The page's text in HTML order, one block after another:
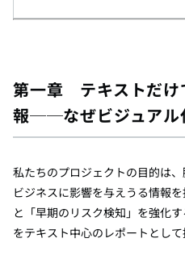
第一章 テキストだけ
報──なぜビジュアル
私たちのプロジェクトの目的は
ビジネスに影響を与えうる情報
と「早期のリスク検知」を強化
をテキスト中心のレポートとして